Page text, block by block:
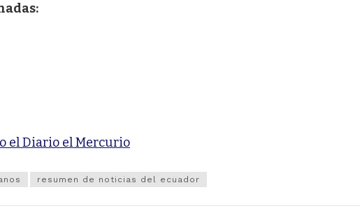
el Diario el Mercurio
resumen de noticias del ecuador